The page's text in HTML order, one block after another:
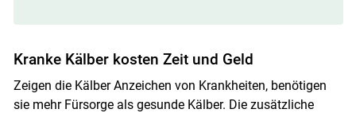
Kranke Kälber kosten Zeit und Geld
Zeigen die Kälber Anzeichen von Krankheiten, benötigen
sie mehr Fürsorge als gesunde Kälber. Die zusätzliche